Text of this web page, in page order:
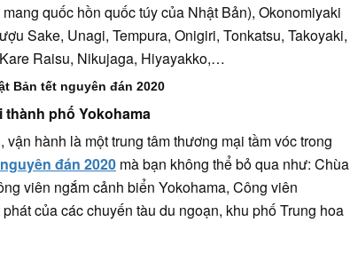
quốc hồn quốc túy của Nhật Bản), Okonomiyaki
Sake, Unagi, Tempura, Onigiri, Tonkatsu, Takoyaki,
Raisu, Nikujaga, Hiyayakko,…
Bản tết nguyên đán 2020
thành phố Yokohama
hành là một trung tâm thương mại tầm vóc trong
đán 2020 mà bạn không thể bỏ qua như: Chùa
viên ngắm cảnh biển Yokohama, Công viên
của các chuyến tàu du ngoạn, khu phố Trung hoa